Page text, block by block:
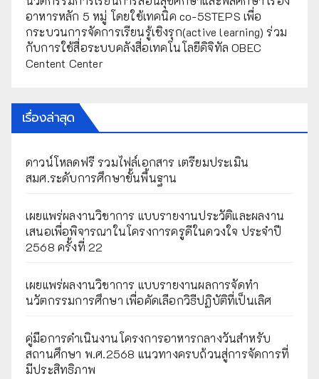
อาหารหลัก 5 หมู่ โดยใช้เทคนิค co-5STEPS เพื่อ
กระบวนการจัดการเรียนรู้เชิงรุก(active learning) ร่วม
กับการใช้สื่อระบบคลังสื่อเทคโนโลยีดิจิทัล OBEC
Centent Center
เรื่องล่าสุด
ดาวน์โหลดฟรี รวมไฟล์เอกสาร เตรียมประเมิน
สมศ.ระดับการศึกษาขั้นพื้นฐาน
เผยแพร่ผลงานวิชาการ แบบรายงานประวัติและผลงาน
เสนอเพื่อพิจารณาในโครงการครูดีในดวงใจ ประจำปี
2568 ครั้งที่ 22
เผยแพร่ผลงานวิชาการ แบบรายงานผลการจัดทำ
นวัตกรรมการศึกษา เพื่อคัดเลือกวิธีปฏิบัติที่เป็นเลิศ
คู่มือการดำเนินงานโครงการอาหารกลางวันสำหรับ
สถานศึกษา พ.ศ.2568 แนวทางครบถ้วนสู่การจัดการที่
มีประสิทธิภาพ